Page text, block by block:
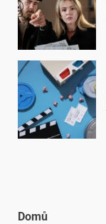
Domů